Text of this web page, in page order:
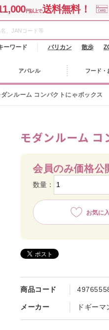
円以上で送料無料！
ーワード バリカン 散歩
アパレル フード・
ダンルーム コンパクトにゃボックス
モダンルーム コ
商品コード
メーカー ドギーマ
会員のみ価格公
数量：
お気に